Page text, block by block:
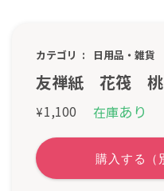
カテゴリ 日用品・雑貨
友禅紙 花筏 桃
¥1,100 在庫あり